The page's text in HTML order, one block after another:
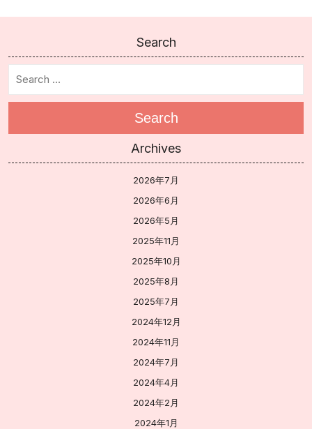
Search
Search
Archives
2026年7月
2026年6月
2026年5月
2025年11月
2025年10月
2025年8月
2025年7月
2024年12月
2024年11月
2024年7月
2024年4月
2024年2月
2024年1月